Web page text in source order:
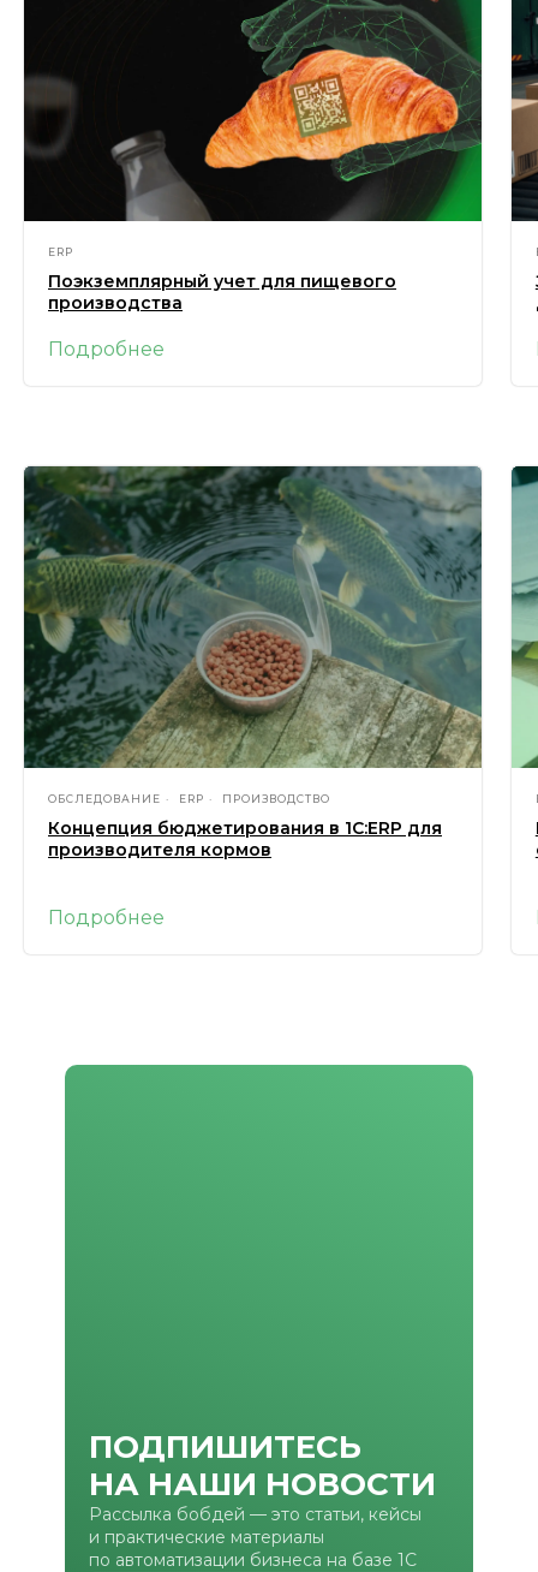
ERP
Поэкземплярный учет для пищевого
производства
Подробнее
ОБСЛЕДОВАНИЕ ERP ПРОИЗВОДСТВО
Концепция бюджетирования в 1С:ERP для
производителя кормов
Подробнее
ПОДПИШИТЕСЬ
НА НАШИ НОВОСТИ
Рассылка бобдей — это статьи, кейсы
и практические материалы
по автоматизации бизнеса на базе 1С